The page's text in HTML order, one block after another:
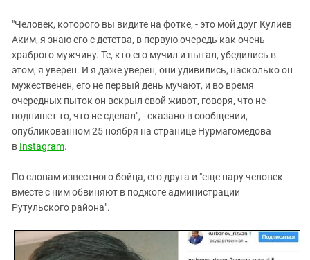
Южный Кавказ
ЮФО
"Человек, которого вы видите на фотке, - это мой друг Кулиев
Аким, я знаю его с детства, в первую очередь как очень
храброго мужчину. Те, кто его мучил и пытал, убедились в
этом, я уверен. И я даже уверен, они удивились, насколько он
мужественен, его не первый день мучают, и во время
очередных пыток он вскрыл свой живот, говоря, что не
подпишет то, что не сделал", - сказано в сообщении,
опубликованном 25 ноября на странице Нурмагомедова
в Instagram.
По словам известного бойца, его друга и "еще пару человек
вместе с ним обвиняют в поджоге администрации
Рутульского района".